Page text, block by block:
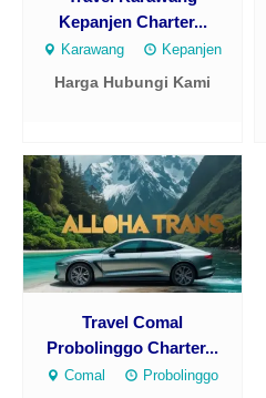
Kepanjen Charter...
Karawang Kepanjen
Harga Hubungi Kami
Travel Comal
Probolinggo Charter...
Comal Probolinggo